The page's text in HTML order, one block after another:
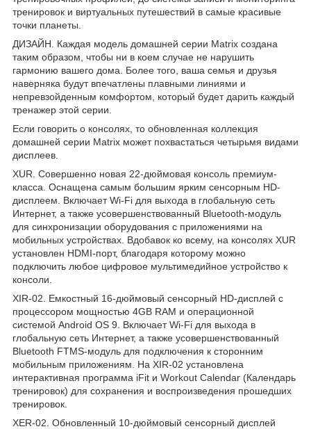
тренировок и виртуальных путешествий в самые красивые
точки планеты.
ДИЗАЙН. Каждая модель домашней серии Matrix создана
таким образом, чтобы ни в коем случае не нарушить
гармонию вашего дома. Более того, ваша семья и друзья
наверняка будут впечатлены плавными линиями и
непревзойденным комфортом, который будет дарить каждый
тренажер этой серии.
Если говорить о консолях, то обновленная коллекция
домашней серии Matrix может похвастаться четырьмя видами
дисплеев.
XUR. Совершенно новая 22-дюймовая консоль премиум-
класса. Оснащена самым большим ярким сенсорным HD-
дисплеем. Включает Wi-Fi для выхода в глобальную сеть
Интернет, а также усовершенствованный Bluetooth-модуль
для синхронизации оборудования с приложениями на
мобильных устройствах. Вдобавок ко всему, на консолях XUR
установлен HDMI-порт, благодаря которому можно
подключить любое цифровое мультимедийное устройство к
консоли.
XIR-02. Емкостный 16-дюймовый сенсорный HD-дисплей с
процессором мощностью 4GB RAM и операционной
системой Android OS 9. Включает Wi-Fi для выхода в
глобальную сеть Интернет, а также усовершенствованный
Bluetooth FTMS-модуль для подключения к сторонним
мобильным приложениям. На XIR-02 установлена
интерактивная программа iFit и Workout Calendar (Календарь
тренировок) для сохранения и воспроизведения прошедших
тренировок.
XER-02. Обновленный 10-дюймовый сенсорный дисплей